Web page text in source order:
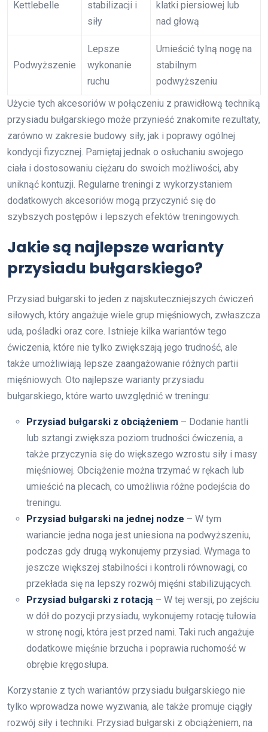
Kettlebelle
stabilizacji i
siły
klatki piersiowej lub
nad głową
Podwyższenie
Lepsze
wykonanie
ruchu
Umieścić tylną nogę na
stabilnym
podwyższeniu
Użycie tych akcesoriów w połączeniu z prawidłową techniką
przysiadu bułgarskiego może przynieść znakomite rezultaty,
zarówno w zakresie budowy siły, jak i poprawy ogólnej
kondycji fizycznej. Pamiętaj jednak o osłuchaniu swojego
ciała i dostosowaniu ciężaru do swoich możliwości, aby
uniknąć kontuzji. Regularne treningi z wykorzystaniem
dodatkowych akcesoriów mogą przyczynić się do
szybszych postępów i lepszych efektów treningowych.
Jakie są najlepsze warianty
przysiadu bułgarskiego?
Przysiad bułgarski to jeden z najskuteczniejszych ćwiczeń
siłowych, który angażuje wiele grup mięśniowych, zwłaszcza
uda, pośladki oraz core. Istnieje kilka wariantów tego
ćwiczenia, które nie tylko zwiększają jego trudność, ale
także umożliwiają lepsze zaangażowanie różnych partii
mięśniowych. Oto najlepsze warianty przysiadu
bułgarskiego, które warto uwzględnić w treningu:
Przysiad bułgarski z obciążeniem – Dodanie hantli
lub sztangi zwiększa poziom trudności ćwiczenia, a
także przyczynia się do większego wzrostu siły i masy
mięśniowej. Obciążenie można trzymać w rękach lub
umieścić na plecach, co umożliwia różne podejścia do
treningu.
Przysiad bułgarski na jednej nodze – W tym
wariancie jedna noga jest uniesiona na podwyższeniu,
podczas gdy drugą wykonujemy przysiad. Wymaga to
jeszcze większej stabilności i kontroli równowagi, co
przekłada się na lepszy rozwój mięśni stabilizujących.
Przysiad bułgarski z rotacją – W tej wersji, po zejściu
w dół do pozycji przysiadu, wykonujemy rotację tułowia
w stronę nogi, która jest przed nami. Taki ruch angażuje
dodatkowe mięśnie brzucha i poprawia ruchomość w
obrębie kręgosłupa.
Korzystanie z tych wariantów przysiadu bułgarskiego nie
tylko wprowadza nowe wyzwania, ale także promuje ciągły
rozwój siły i techniki. Przysiad bułgarski z obciążeniem, na